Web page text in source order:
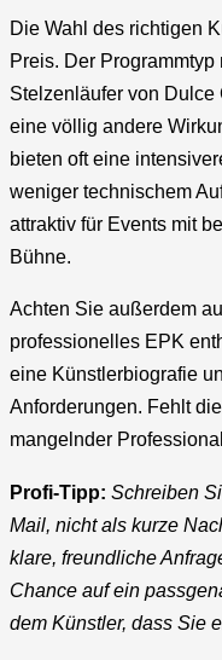
Die Wahl des richtigen
Preis. Der
Stelzenläufer von
eine völlig andere
bieten oft eine
weniger technischem
attraktiv für Events mit
Bühne.
Achten Sie außerdem
professionelles EPK
eine Künstlerbiografie
Anforderungen. Fehlt
mangelnder
Profi-Tipp: Schreiben
Mail, nicht als kurze
klare, freundliche
Chance auf ein
dem Künstler, dass Sie